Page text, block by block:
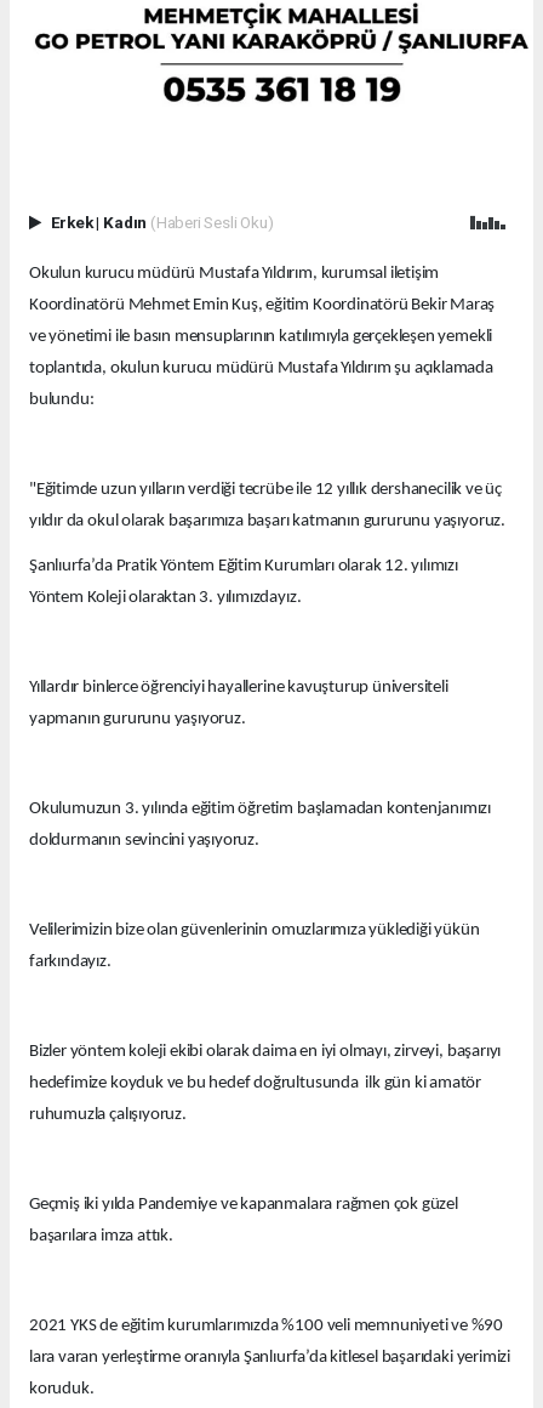
Erkek| Kadın (Haberi Sesli Oku)
Okulun kurucu müdürü Mustafa Yıldırım, kurumsal iletişim
Koordinatörü Mehmet Emin Kuş, eğitim Koordinatörü Bekir Maraş
ve yönetimi ile basın mensuplarının katılımıyla gerçekleşen yemekli
toplantıda, okulun kurucu müdürü Mustafa Yıldırım şu açıklamada
bulundu:
"Eğitimde uzun yılların verdiği tecrübe ile 12 yıllık dershanecilik ve üç
yıldır da okul olarak başarımıza başarı katmanın gururunu yaşıyoruz.
Şanlıurfa’da Pratik Yöntem Eğitim Kurumları olarak 12. yılımızı
Yöntem Koleji olaraktan 3. yılımızdayız.
Yıllardır binlerce öğrenciyi hayallerine kavuşturup üniversiteli
yapmanın gururunu yaşıyoruz.
Okulumuzun 3. yılında eğitim öğretim başlamadan kontenjanımızı
doldurmanın sevincini yaşıyoruz.
Velilerimizin bize olan güvenlerinin omuzlarımıza yüklediği yükün
farkındayız.
Bizler yöntem koleji ekibi olarak daima en iyi olmayı, zirveyi, başarıyı
hedefimize koyduk ve bu hedef doğrultusunda ilk gün ki amatör
ruhumuzla çalışıyoruz.
Geçmiş iki yılda Pandemiye ve kapanmalara rağmen çok güzel
başarılara imza attık.
2021 YKS de eğitim kurumlarımızda %100 veli memnuniyeti ve %90
lara varan yerleştirme oranıyla Şanlıurfa’da kitlesel başarıdaki yerimizi
koruduk.